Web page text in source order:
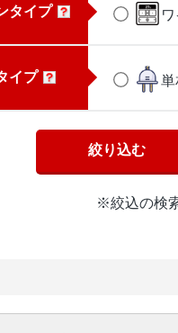
タイプ
イプ
※絞込の検